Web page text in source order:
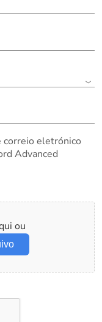
correio eletrónico
Advanced
ou